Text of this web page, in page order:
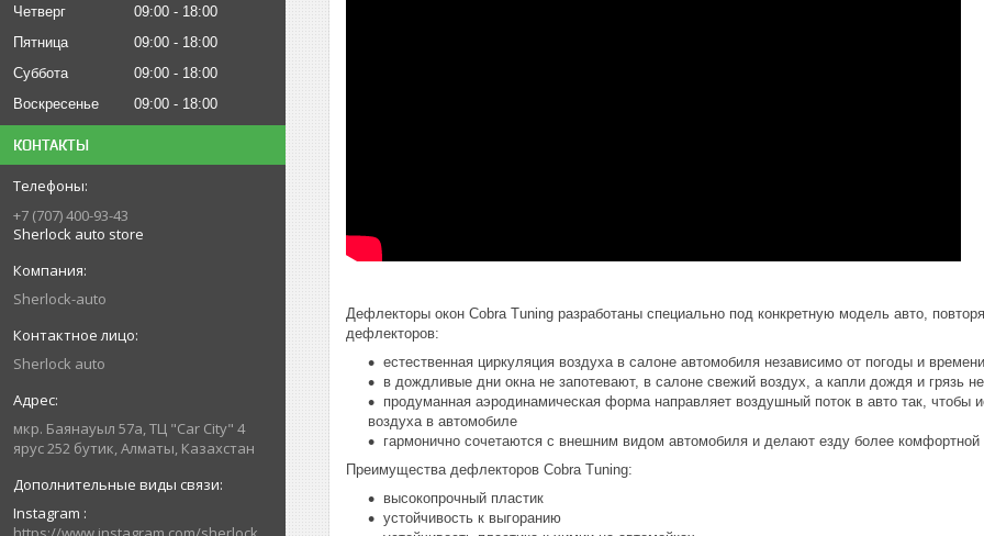
Четверг
09:00
18:00
Пятница
09:00
18:00
Суббота
09:00
18:00
Воскресенье
09:00 18:00
КОНТАКТЫ
+7 (707) 400-93-43
Sherlock auto store
Sherlock-auto
Sherlock auto
мкр. Баянауыл 57а, ТЦ "Car Сity" 4
ярус 252 бутик, Алматы, Казахстан
Instagram
Дефлекторы окон Cobra Tuning разработаны специально под конкретную модель авто,
дефлекторов:
естественная циркуляция воздуха в салоне автомобиля независимо от погоды и
в дождливые дни окна не запотевают, в салоне свежий воздух, а капли дождя и грязь
продуманная аэродинамическая форма направляет воздушный поток в авто так, чтобы
воздуха в автомобиле
гармонично сочетаются с внешним видом автомобиля и делают езду более комфортной
Преимущества дефлекторов Cobra Tuning:
высокопрочный пластик
устойчивость к выгоранию